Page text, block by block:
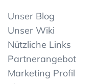
Unser Blog
Unser Wiki
Nützliche Links
Partnerangebot
Marketing Profil